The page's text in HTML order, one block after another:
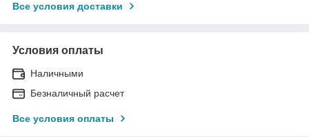
Все условия доставки
Условия оплаты
Наличными
Безналичный расчет
Все условия оплаты